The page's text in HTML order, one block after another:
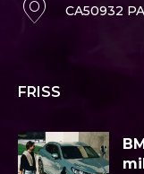
CA50932
FRISS